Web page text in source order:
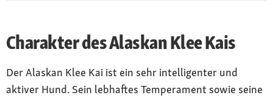
Charakter des Alaskan Klee Kais
Der Alaskan Klee Kai ist ein sehr intelligenter und
aktiver Hund. Sein lebhaftes Temperament sowie seine